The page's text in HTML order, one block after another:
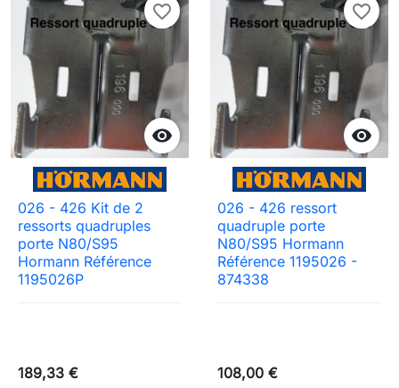

favorite_border
026 - 426 Kit de 2
ressorts quadruples
porte N80/S95
Hormann Référence
1195026P
189,33 €

favorite_border
026 - 426 ressort
quadruple porte
N80/S95 Hormann
Référence 1195026 -
874338
108,00 €